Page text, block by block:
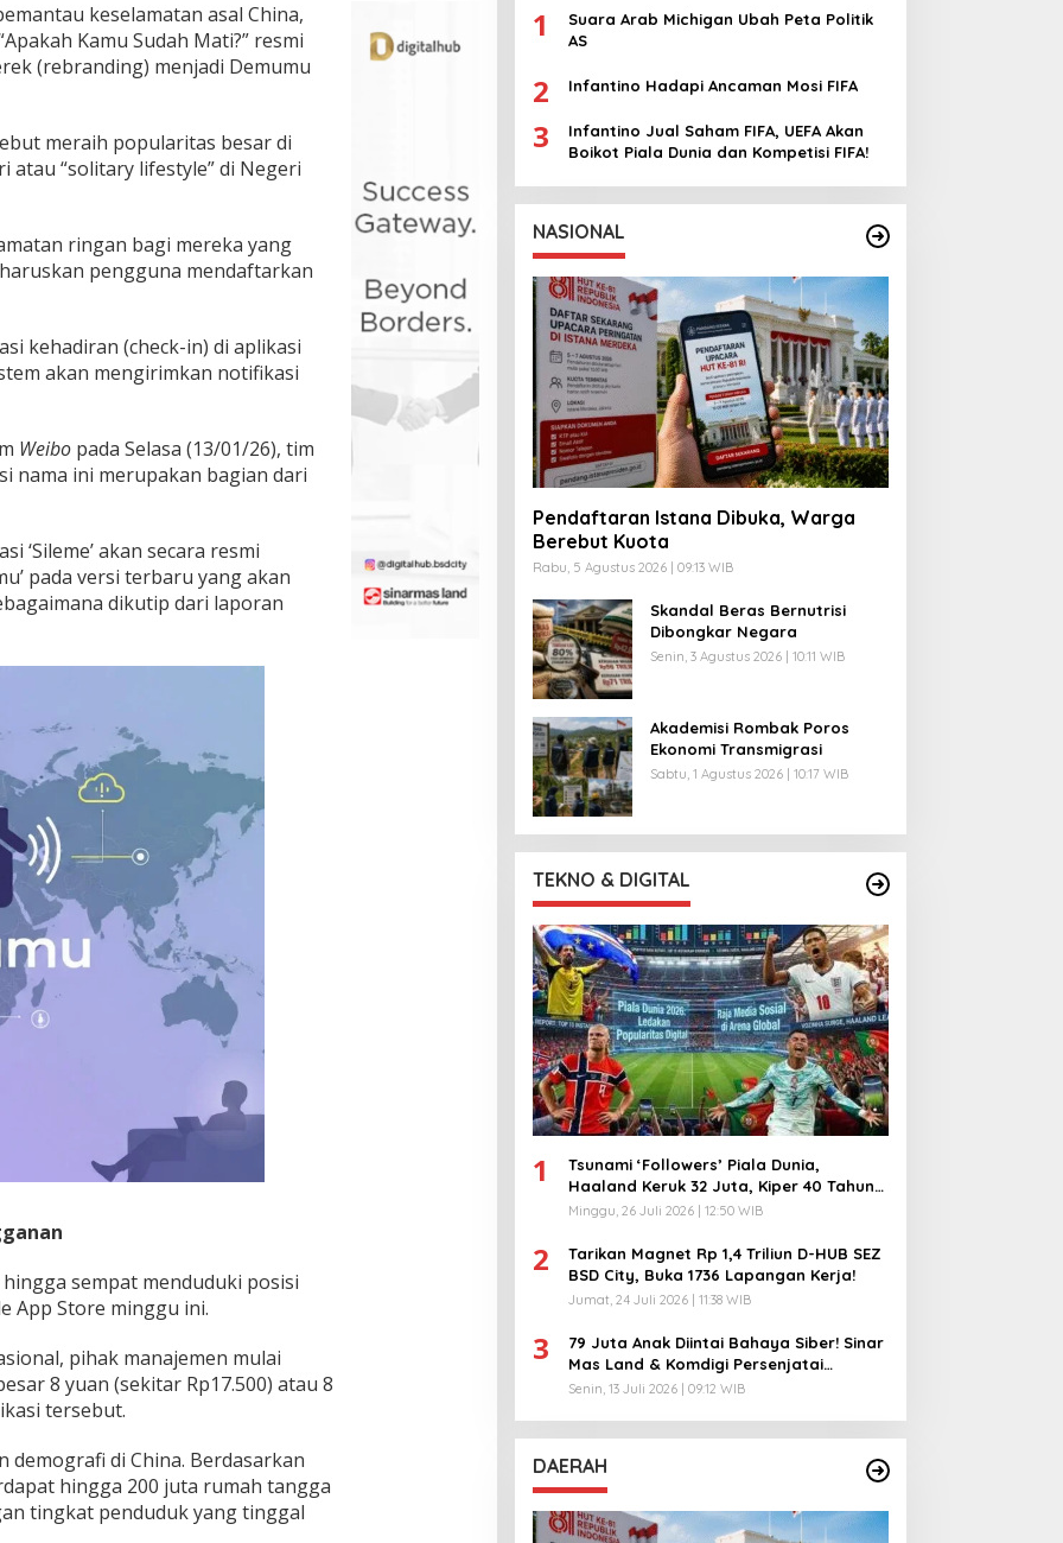
keselamatan asal China,
Kamu Sudah Mati?” resmi
(rebranding) menjadi Demumu
meraih popularitas besar di
“solitary lifestyle” di Negeri
ringan bagi mereka yang
pengguna mendaftarkan
kehadiran (check-in) di aplikasi
akan mengirimkan notifikasi
Weibo pada Selasa (13/01/26), tim
nama ini merupakan bagian dari
‘Sileme’ akan secara resmi
pada versi terbaru yang akan
dikutip dari laporan
sempat menduduki posisi
App Store minggu ini.
pihak manajemen mulai
8 yuan (sekitar Rp17.500) atau 8
tersebut.
demografi di China. Berdasarkan
hingga 200 juta rumah tangga
tingkat penduduk yang tinggal
1
Suara Arab Michigan Ubah Peta Politik
AS
2 Infantino Hadapi Ancaman Mosi FIFA
3
Infantino Jual Saham FIFA, UEFA Akan
Boikot Piala Dunia dan Kompetisi FIFA!
NASIONAL
Pendaftaran Istana Dibuka, Warga
Berebut Kuota
Rabu, 5 Agustus 2026 | 09:13 WIB
Skandal Beras Bernutrisi
Dibongkar Negara
Senin, 3 Agustus 2026 | 10:11 WIB
Akademisi Rombak Poros
Ekonomi Transmigrasi
Sabtu, 1 Agustus 2026 | 10:17 WIB
TEKNO & DIGITAL
1
Tsunami ‘Followers’ Piala Dunia,
Haaland Keruk 32 Juta, Kiper 40 Tahun
Bikin Geger!
Minggu, 26 Juli 2026 | 12:50 WIB
2
Tarikan Magnet Rp 1,4 Triliun D-HUB SEZ
BSD City, Buka 1736 Lapangan Kerja!
Jumat, 24 Juli 2026 | 11:38 WIB
3
79 Juta Anak Diintai Bahaya Siber! Sinar
Mas Land & Komdigi Persenjatai
Ratusan Guru!
Senin, 13 Juli 2026 | 09:12 WIB
DAERAH